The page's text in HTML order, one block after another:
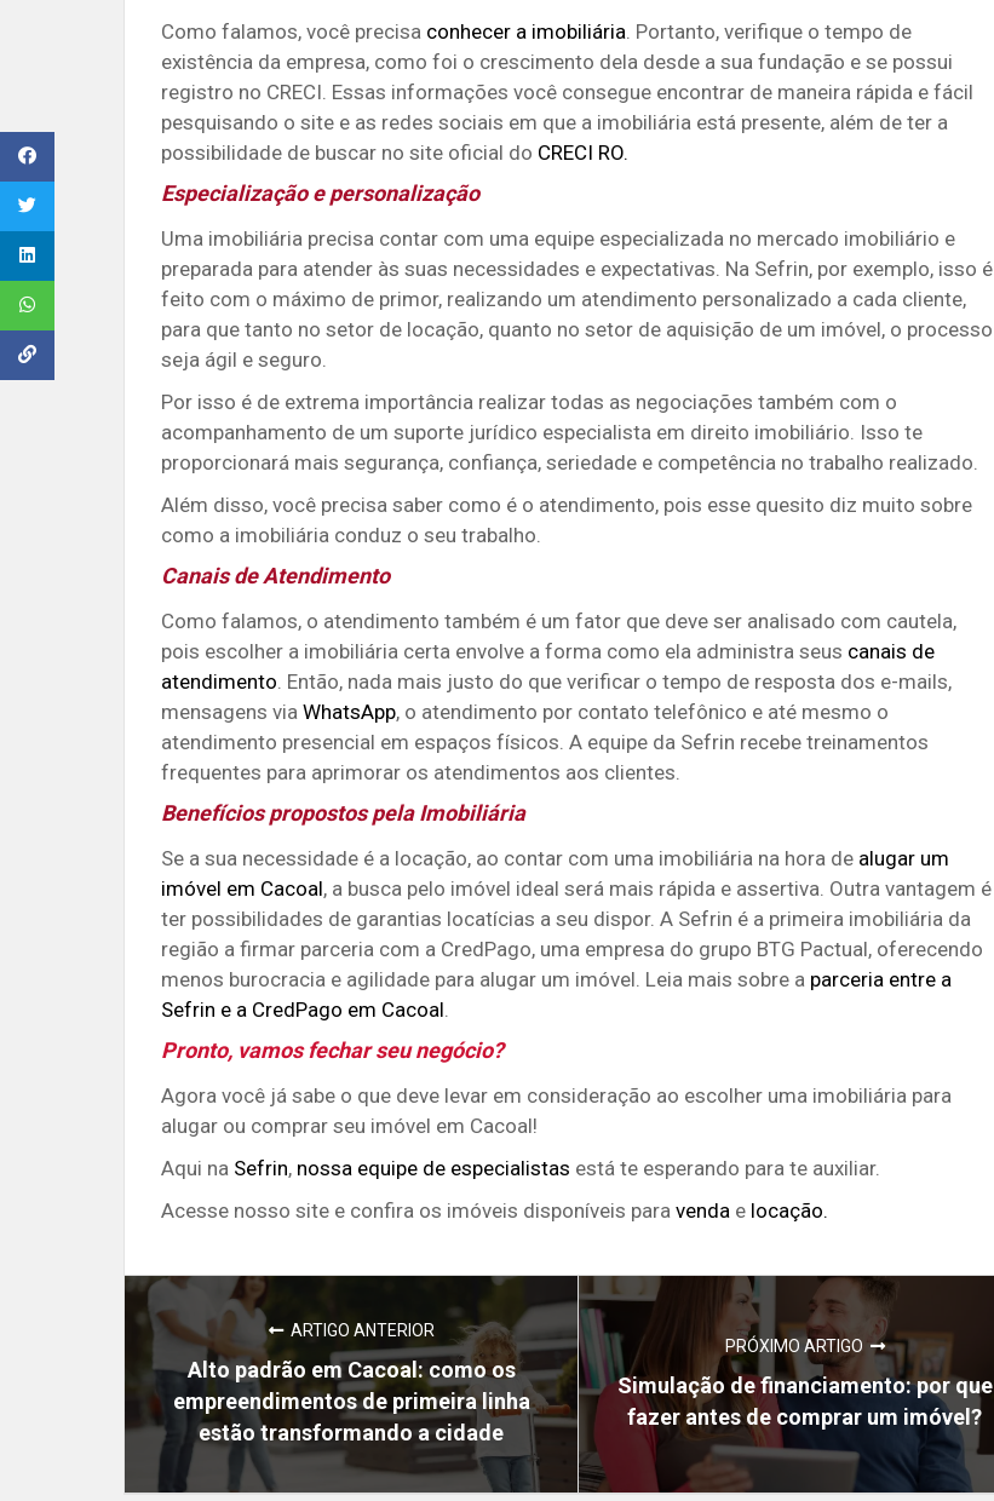
Como falamos, você precisa conhecer a imobiliária. Portanto, verifique o tempo de
existência da empresa, como foi o crescimento dela desde a sua fundação e se possui
registro no CRECI. Essas informações você consegue encontrar de maneira rápida e fácil
pesquisando o site e as redes sociais em que a imobiliária está presente, além de ter a
possibilidade de buscar no site oficial do CRECI RO.
Especialização e personalização
Uma imobiliária precisa contar com uma equipe especializada no mercado imobiliário e
preparada para atender às suas necessidades e expectativas. Na Sefrin, por exemplo, isso é
feito com o máximo de primor, realizando um atendimento personalizado a cada cliente,
para que tanto no setor de locação, quanto no setor de aquisição de um imóvel, o processo
seja ágil e seguro.
Por isso é de extrema importância realizar todas as negociações também com o
acompanhamento de um suporte jurídico especialista em direito imobiliário. Isso te
proporcionará mais segurança, confiança, seriedade e competência no trabalho realizado.
Além disso, você precisa saber como é o atendimento, pois esse quesito diz muito sobre
como a imobiliária conduz o seu trabalho.
Canais de Atendimento
Como falamos, o atendimento também é um fator que deve ser analisado com cautela,
pois escolher a imobiliária certa envolve a forma como ela administra seus canais de
atendimento. Então, nada mais justo do que verificar o tempo de resposta dos e-mails,
mensagens via WhatsApp, o atendimento por contato telefônico e até mesmo o
atendimento presencial em espaços físicos. A equipe da Sefrin recebe treinamentos
frequentes para aprimorar os atendimentos aos clientes.
Benefícios propostos pela Imobiliária
Se a sua necessidade é a locação, ao contar com uma imobiliária na hora de alugar um
imóvel em Cacoal, a busca pelo imóvel ideal será mais rápida e assertiva. Outra vantagem é
ter possibilidades de garantias locatícias a seu dispor. A Sefrin é a primeira imobiliária da
região a firmar parceria com a CredPago, uma empresa do grupo BTG Pactual, oferecendo
menos burocracia e agilidade para alugar um imóvel. Leia mais sobre a parceria entre a
Sefrin e a CredPago em Cacoal.
Pronto, vamos fechar seu negócio?
Agora você já sabe o que deve levar em consideração ao escolher uma imobiliária para
alugar ou comprar seu imóvel em Cacoal!
Aqui na Sefrin, nossa equipe de especialistas está te esperando para te auxiliar.
Acesse nosso site e confira os imóveis disponíveis para venda e locação.
ARTIGO ANTERIOR
Alto padrão em Cacoal: como os
empreendimentos de primeira linha
estão transformando a cidade
PRÓXIMO ARTIGO
Simulação de financiamento: por que
fazer antes de comprar um imóvel?